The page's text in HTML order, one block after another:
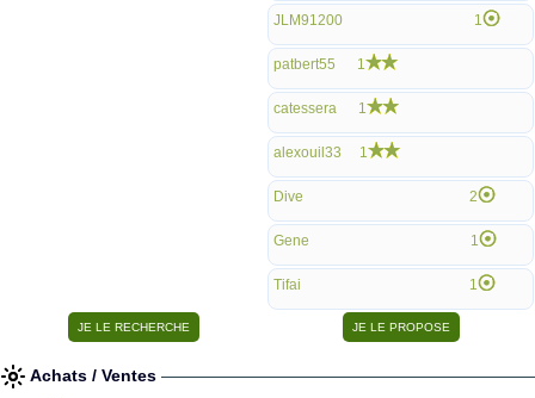
JLM91200 1
patbert55 1
catessera 1
alexouil33 1
Dive 2
Gene 1
Tifai 1
Achats / Ventes